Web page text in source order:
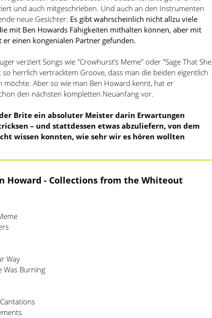
und auch mitgeschrieben. Und auch an den Instrumenten
neue Gesichter: Es gibt wahrscheinlich nicht allzu viele
mit Ben Howards Fähigkeiten mithalten können, aber mit
er einen kongenialen Partner gefunden.
verziert Songs wie "Crowhurst’s Meme" oder "Sage That She
so herrlich vertracktem Groove, dass man die beiden eigentlich
möchte. Aber so wie man Ben Howard kennt, hat er
den nächsten kompletten Neuanfang vor.
Brite ein absoluter Meister darin Erwartungen
– und stattdessen etwas abzuliefern, von dem
wissen konnten, wie sehr wir es hören wollten
Howard - Collections from the Whiteout
Way
Was Burning